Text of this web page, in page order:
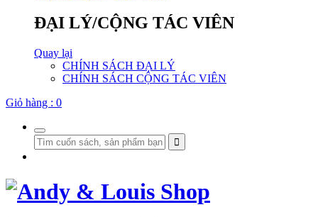
ĐẠI LÝ/CỘNG TÁC VIÊN
Quay lại
CHÍNH SÁCH ĐẠI LÝ
CHÍNH SÁCH CỘNG TÁC VIÊN
Giỏ hàng : 0